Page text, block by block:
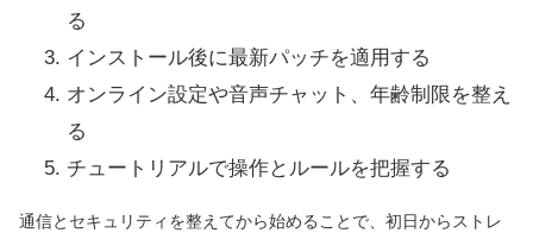
る
インストール後に最新パッチを適用する
オンライン設定や音声チャット、年齢制限を整え
る
チュートリアルで操作とルールを把握する
通信とセキュリティを整えてから始めることで、初日からストレ